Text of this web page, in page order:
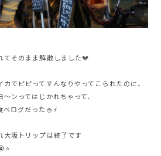
てそのまま解散しました💔
でピピってすんなりやってこられたのに、
ンってはじかれちゃって、
ログだった🍚⚡️
大阪トリップは終了です